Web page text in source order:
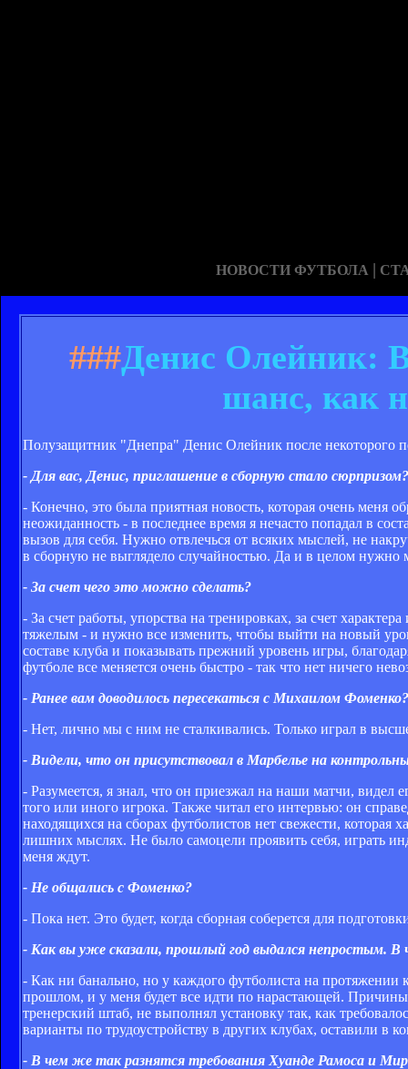
НОВОСТИ ФУТБОЛА |
###Денис Олейник:
шанс, как
Полузащитник "Днепра" Денис Олейник после некоторого
- Для вас, Денис, приглашение в сборную стало сюрпризом?
- Конечно, это была приятная новость, которая очень меня
неожиданность - в последнее время я нечасто попадал в
вызов для себя. Нужно отвлечься от всяких мыслей, не
в сборную не выглядело случайностью. Да и в целом нужно
- За счет чего это можно сделать?
- За счет работы, упорства на тренировках, за счет
тяжелым - и нужно все изменить, чтобы выйти на новый
составе клуба и показывать прежний уровень игры,
футболе все меняется очень быстро - так что нет ничего
- Ранее вам доводилось пересекаться с Михаилом Фоменко?
- Нет, лично мы с ним не сталкивались. Только играл в
- Видели, что он присутствовал в Марбелье на
- Разумеется, я знал, что он приезжал на наши матчи, видел
того или иного игрока. Также читал его интервью: он
находящихся на сборах футболистов нет свежести, которая
лишних мыслях. Не было самоцели проявить себя, играть
меня ждут.
- Не общались с Фоменко?
- Пока нет. Это будет, когда сборная соберется для
- Как вы уже сказали, прошлый год выдался непростым. В
- Как ни банально, но у каждого футболиста на протяжении
прошлом, и у меня будет все идти по нарастающей.
тренерский штаб, не выполнял установку так, как
варианты по трудоустройству в других клубах, оставили в
- В чем же так разнятся требования Хуанде Рамоса и